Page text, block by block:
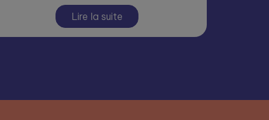
Lire la suite